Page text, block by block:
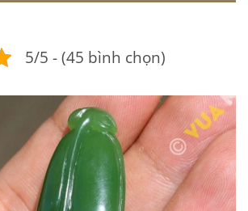
5/5 - (45 bình chọn)